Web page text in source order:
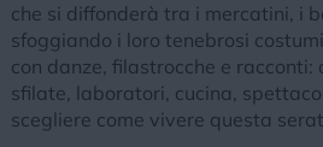
che si diffonderà tra i mercatini, i
sfoggiando i loro tenebrosi
con danze, filastrocche e racconti:
sfilate, laboratori, cucina,
scegliere come vivere questa